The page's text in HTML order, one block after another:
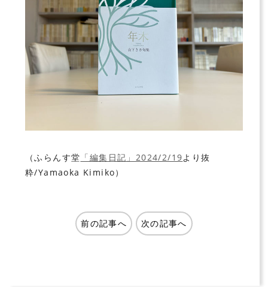
（ふらんす堂 「編集日記」2024/2/19より抜
粋/Yamaoka Kimiko）
前の記事へ 次の記事へ